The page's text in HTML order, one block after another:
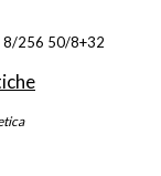
8/256 50/8+32